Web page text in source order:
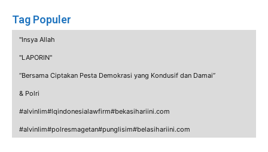
Tag Populer
"Insya Allah
"LAPORIN"
“Bersama Ciptakan Pesta Demokrasi yang Kondusif dan Damai”
& Polri
#alvinlim#lqindonesialawfirm#bekasihariini.com
#alvinlim#polresmagetan#punglisim#belasihariini.com